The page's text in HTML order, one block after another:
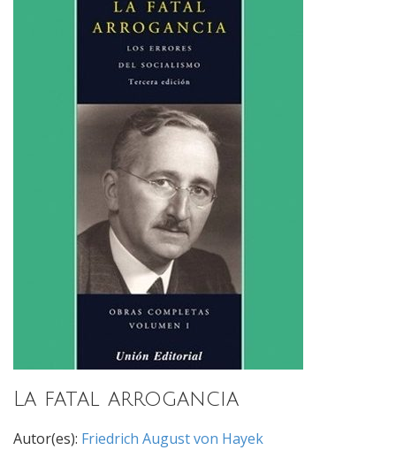
La fatal arrogancia
Autor(es): Friedrich August von Hayek